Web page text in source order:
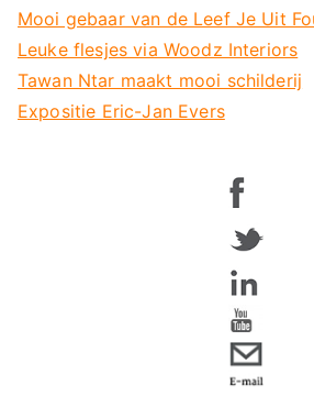
Mooi gebaar van de Leef Je Uit
Leuke flesjes via Woodz Interiors
Tawan Ntar maakt mooi schilderij
Expositie Eric-Jan Evers